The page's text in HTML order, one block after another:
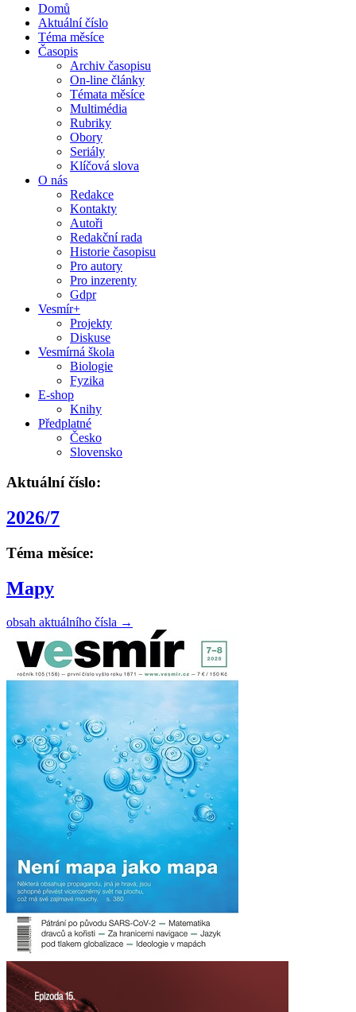
Domů
Aktuální číslo
Téma měsíce
Časopis
Archiv časopisu
On-line články
Témata měsíce
Multimédia
Rubriky
Obory
Seriály
Klíčová slova
O nás
Redakce
Kontakty
Autoři
Redakční rada
Historie časopisu
Pro autory
Pro inzerenty
Gdpr
Vesmír+
Projekty
Diskuse
Vesmírná škola
Biologie
Fyzika
E-shop
Knihy
Předplatné
Česko
Slovensko
Aktuální číslo:
2026/7
Téma měsíce:
Mapy
obsah aktuálního čísla →